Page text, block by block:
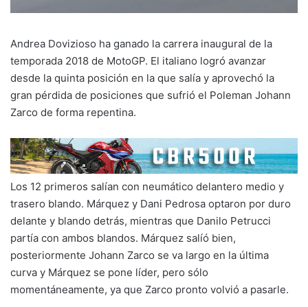
Andrea Dovizioso ha ganado la carrera inaugural de la
temporada 2018 de MotoGP. El italiano logró avanzar
desde la quinta posición en la que salía y aprovechó la
gran pérdida de posiciones que sufrió el Poleman Johann
Zarco de forma repentina.
Los 12 primeros salían con neumático delantero medio y
trasero blando. Márquez y Dani Pedrosa optaron por duro
delante y blando detrás, mientras que Danilo Petrucci
partía con ambos blandos. Márquez salíó bien,
posteriormente Johann Zarco se va largo en la última
curva y Márquez se pone líder, pero sólo
momentáneamente, ya que Zarco pronto volvió a pasarle.